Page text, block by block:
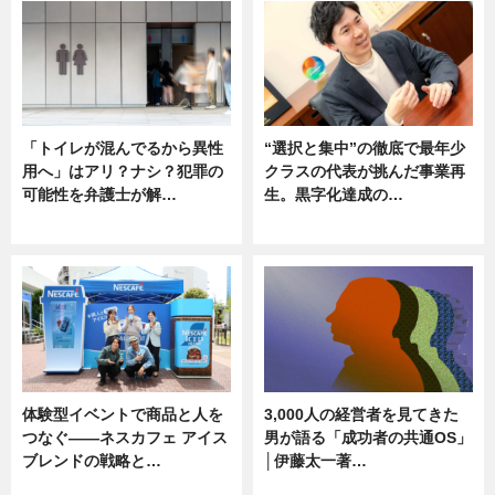
「トイレが混んでるから異性
用へ」はアリ？ナシ？犯罪の
可能性を弁護士が解…
“選択と集中”の徹底で最年少
クラスの代表が挑んだ事業再
生。黒字化達成の…
体験型イベントで商品と人を
つなぐ――ネスカフェ アイス
ブレンドの戦略と…
3,000人の経営者を見てきた
男が語る「成功者の共通OS」
│伊藤太一著…